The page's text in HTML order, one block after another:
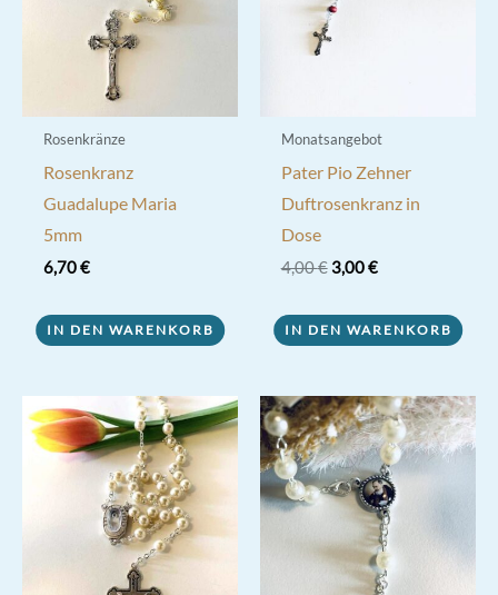
Rosenkränze
Rosenkranz
Guadalupe Maria
5mm
6,70€
IN DEN WARENKORB
Monatsangebot
Pater Pio Zehner
Duftrosenkranz in
Dose
4,00€ Ursprünglicher
4,00 €
3,00€Aktueller
3,00 €.
IN DEN WARENKORB